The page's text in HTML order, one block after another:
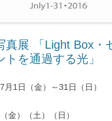
真展 「Light Box・
トを通過する光」
（金）～31日（日）
）（土）（日）